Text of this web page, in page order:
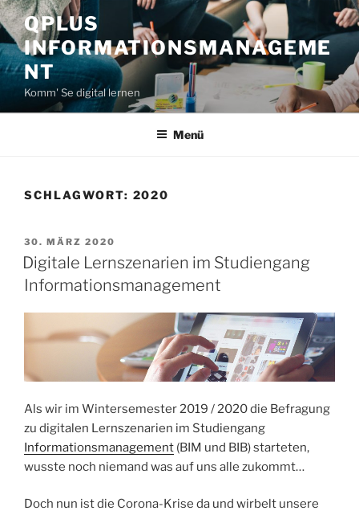
Zum
Inhalt
springen
QPLUS
INFORMATIONSMANAGEME
NT
Komm' Se digital lernen
Menü
SCHLAGWORT: 2020
VERÖFFENTLICHT
AM
30. MÄRZ 2020
Digitale Lernszenarien im Studiengang
Informationsmanagement
Als wir im Wintersemester 2019 / 2020 die Befragung
zu digitalen Lernszenarien im Studiengang
Informationsmanagement (BIM und BIB) starteten,
wusste noch niemand was auf uns alle zukommt…
Doch nun ist die Corona-Krise da und wirbelt unsere